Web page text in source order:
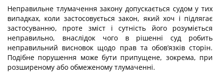
Неправильне тлумачення закону допускається судом у тих
випадках, коли застосовується закон, який хоч і підлягає
застосуванню, проте зміст і сутність його розуміється
неправильно, внаслідок чого в рішенні суд робить
неправильний висновок щодо прав та обов’язків сторін.
Подібне порушення може бути припущене, зокрема, при
розширеному або обмеженому тлумаченні.